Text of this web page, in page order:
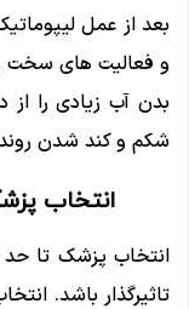
بعد از عمل
و فعالیت های سخت
بدن آب زیادی را
شکم و کند شدن
انتخاب
انتخاب پزشک تا حد
تاثیرگذار باشد.